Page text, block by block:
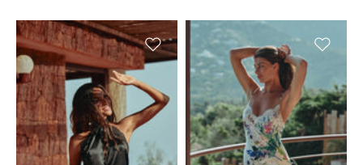
Ajouter à la liste de souhaitsAjouter